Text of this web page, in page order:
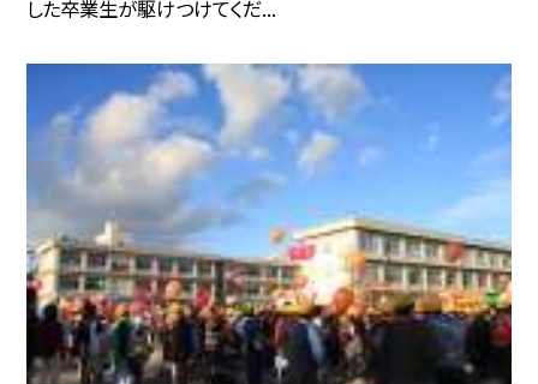
した卒業生が駆けつけてくだ...